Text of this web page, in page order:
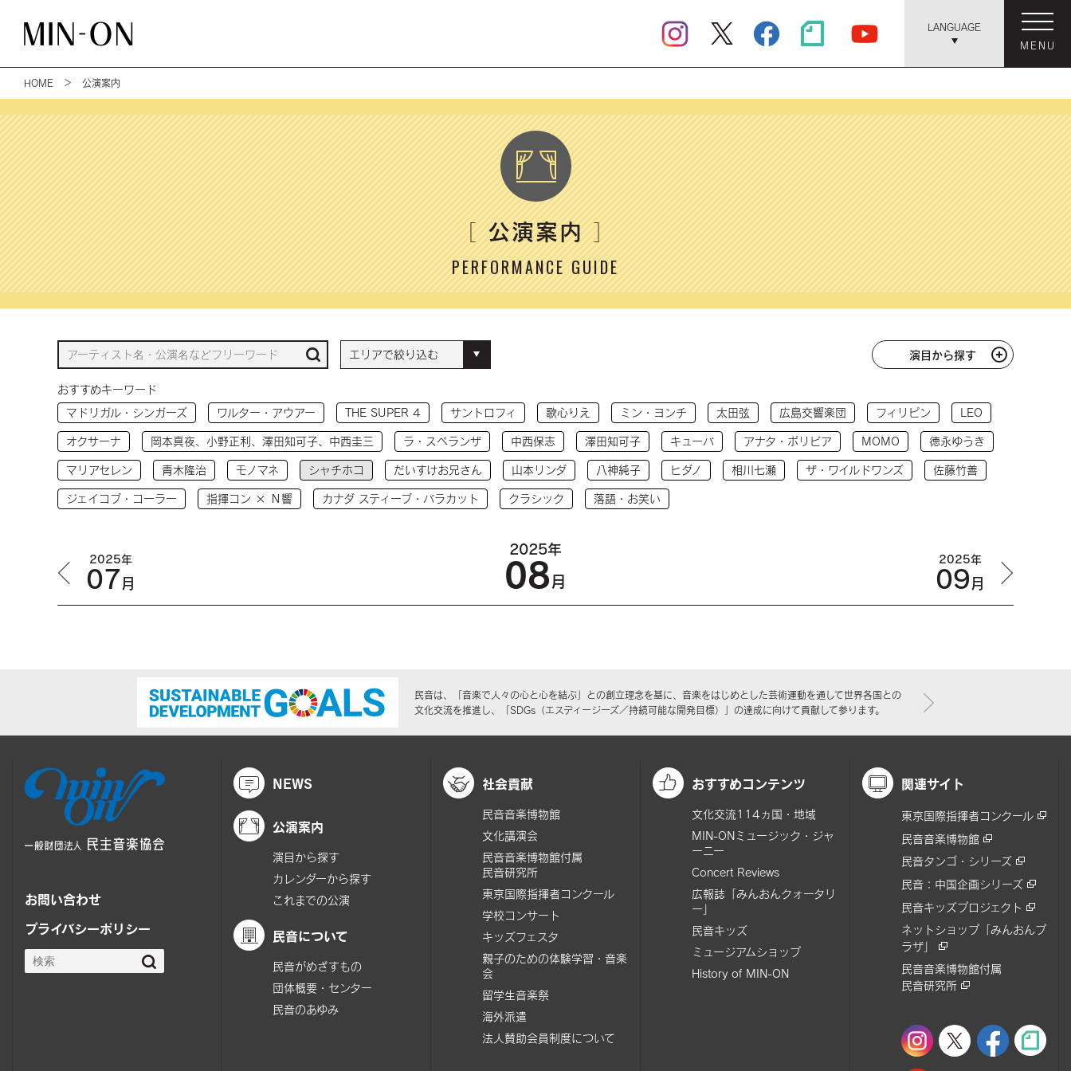
LANGUAGE
MENU
HOME ＞ 公演案内
［公演案内］
PERFORMANCE GUIDE
演目から探す
おすすめキーワード
マドリガル・シンガーズ
ワルター・アウアー THE SUPER 4 サントロフィ 歌心りえ ミン・ヨンチ 太田弦 広島交響楽団 フィリピン LEO
オクサーナ 岡本真夜、小野正利、澤田知可子、中西圭三 ラ・スペランザ 中西保志 澤田知可子 キューバ アナタ・ボリビア MOMO 徳永ゆうき
マリアセレン 青木隆治 モノマネ シャチホコ だいすけお兄さん 山本リンダ 八神純子 ヒダノ 相川七瀬 ザ・ワイルドワンズ 佐藤竹善
ジェイコブ・コーラー 指揮コン × Ｎ響 カナダ スティーブ・バラカット クラシック 落語・お笑い
2025年
07月
2025年
08月
2025年
09月
民音は、「音楽で人々の心と心を結ぶ」との創立理念を基に、音楽をはじめとした芸術運動を通して世界各国との
文化交流を推進し、「SDGs（エスディージーズ／持続可能な開発目標）」の達成に向けて貢献して参ります。
お問い合わせ
プライバシーポリシー
NEWS
公演案内
演目から探す
カレンダーから探す
これまでの公演
民音について
民音がめざすもの
団体概要・センター
民音のあゆみ
社会貢献
民音音楽博物館
文化講演会
民音音楽博物館付属
民音研究所
東京国際指揮者コンクール
学校コンサート
キッズフェスタ
親子のための体験学習・音楽
会
留学生音楽祭
海外派遣
法人賛助会員制度について
おすすめコンテンツ
文化交流114ヵ国・地域
MIN-ONミュージック・ジャ
ーニー
Concert Reviews
広報誌「みんおんクォータリ
ー」
民音キッズ
ミュージアムショップ
History of MIN-ON
関連サイト
東京国際指揮者コンクール
民音音楽博物館
民音タンゴ・シリーズ
民音：中国企画シリーズ
民音キッズプロジェクト
ネットショップ「みんおんプ
ラザ」
民音音楽博物館付属
民音研究所